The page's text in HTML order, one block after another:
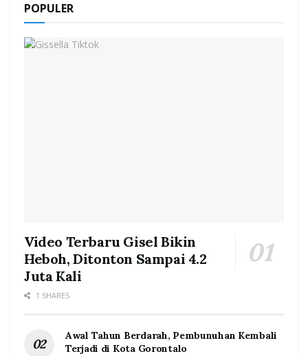
POPULER
Video Terbaru Gisel Bikin
Heboh, Ditonton Sampai 4.2
Juta Kali
1 SHARES
Awal Tahun Berdarah, Pembunuhan Kembali
Terjadi di Kota Gorontalo